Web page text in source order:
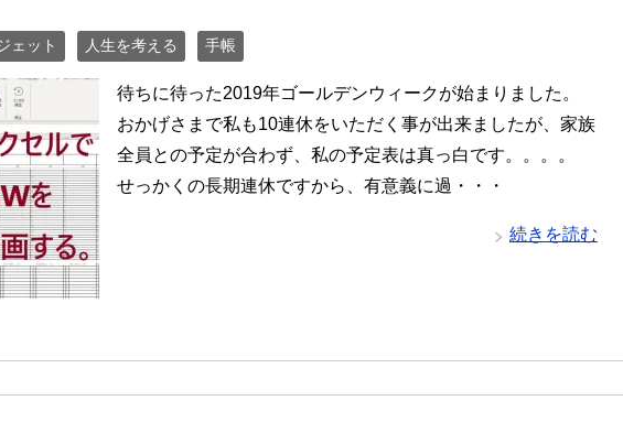
ェット 人生を考える 手帳
待ちに待った2019年ゴールデンウィークが始まりました。
おかげさまで私も10連休をいただく事が出来ましたが、家族
全員との予定が合わず、私の予定表は真っ白です。。。。
せっかくの長期連休ですから、有意義に過・・・
続きを読む